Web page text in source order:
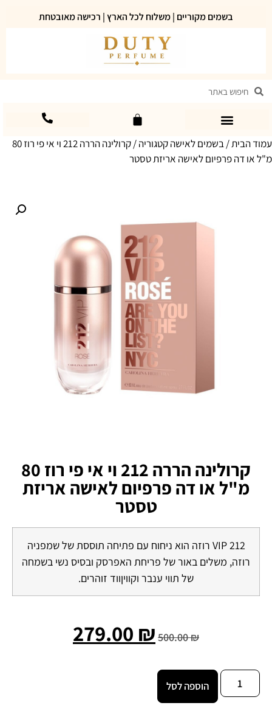
בשמים מקוריים | משלוח לכל הארץ | רכישה מאובטחת
עמוד הבית/בשמים לאישה קטגוריה
/ קרולינה הררה 212 וי אי פי רוז 80
מ"ל או דה פרפיום לאישה אריזת טסטר
קרולינה הררה 212 וי אי פי רוז 80
מ"ל או דה פרפיום לאישה אריזת
טסטר
212 VIP רוזה הוא ניחוח עם פתיחה תוססת של שמפניה
רוזה, משלים באור של פריחת האפרסק ובסיס נשי בשמחה
של תווי ענבר וקוויןווד זוהרים.
500.00₪
279.00 ₪
הוספה לסל